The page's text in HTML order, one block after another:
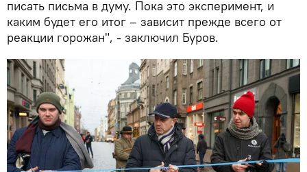
писать письма в думу. Пока это эксперимент, и
каким будет его итог – зависит прежде всего от
реакции горожан", - заключил Буров.